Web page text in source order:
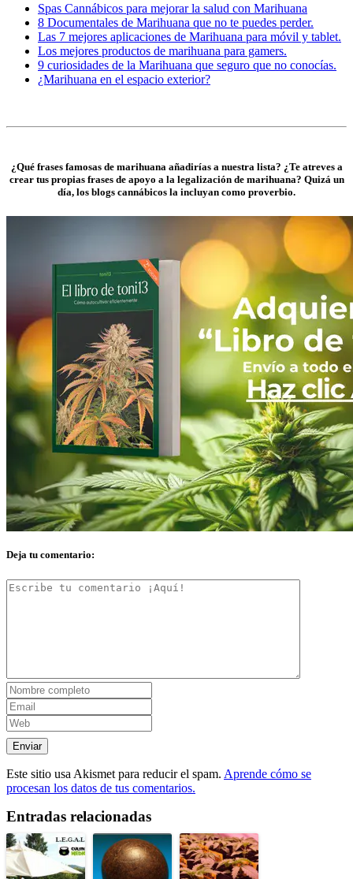
Spas Cannábicos para mejorar la salud con Marihuana
8 Documentales de Marihuana que no te puedes perder.
Las 7 mejores aplicaciones de Marihuana para móvil y tablet.
Los mejores productos de marihuana para gamers.
9 curiosidades de la Marihuana que seguro que no conocías.
¿Marihuana en el espacio exterior?
¿Qué frases famosas de marihuana añadirías a nuestra lista? ¿Te atreves a
crear tus propias frases de apoyo a la legalización de marihuana? Quizá un
día, los blogs cannábicos la incluyan como proverbio.
Deja tu comentario:
Este sitio usa Akismet para reducir el spam. Aprende cómo se
procesan los datos de tus comentarios.
Entradas relacionadas